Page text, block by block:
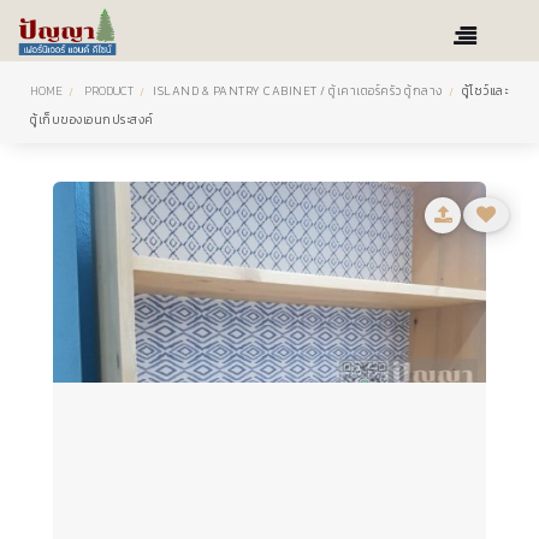
HOME PRODUCT ISLAND & PANTRY CABINET / ตู้เคาเตอร์ครัว ตู้กลาง
ตู้โชว์และ
ตู้เก็บของเอนกประสงค์